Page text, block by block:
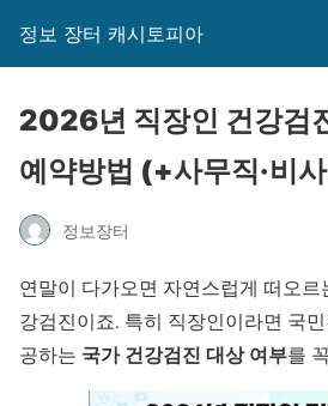
정보 장터 캐시토피아
2026년 직장인 건강검
예약방법 (+사무직·비
정보장터
연말이 다가오면 자연스럽게 떠오르
강검진이죠. 특히 직장인이라면 국
공하는 국가 건강검진 대상 여부를